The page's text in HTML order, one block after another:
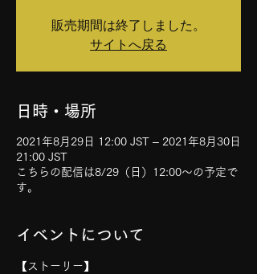
販売期間は終了しました。
サイトへ戻る
日時・場所
2021年8月29日 12:00 JST – 2021年8月30日
21:00 JST
こちらの配信は8/29（日）12:00〜の予定で
す。
イベントについて
【ストーリー】